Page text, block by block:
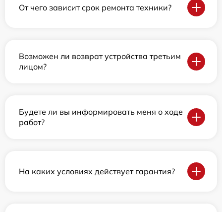
От чего зависит срок ремонта техники?
Возможен ли возврат устройства третьим
лицом?
Будете ли вы информировать меня о ходе
работ?
На каких условиях действует гарантия?